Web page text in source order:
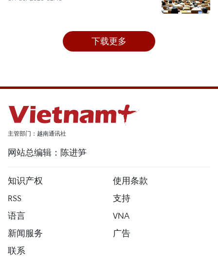
下载更多
主管部门：越南通讯社
网站总编辑：陈进笋
知识产权
使用条款
RSS
支持
语言
VNA
新闻服务
广告
联系